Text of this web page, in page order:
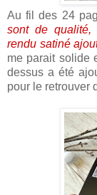
Au fil des 24
sont de qualité,
rendu satiné
me parait solide
dessus a été
pour le retrouver